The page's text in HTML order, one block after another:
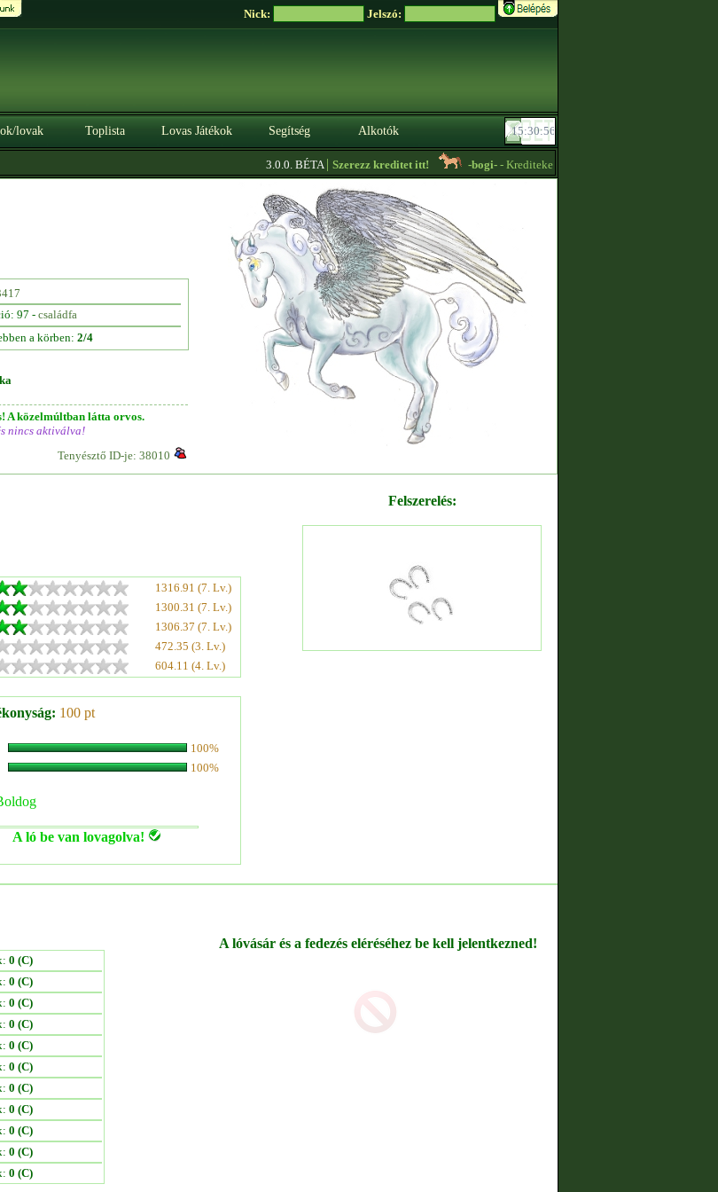
Nick: Jelszó:
lovak Toplista Lovas Játékok Segítség Alkotók
3.0.0. BÉTA|Szerezz kreditet itt! -bogi-- Krediteket keresek! -
97 - családfa
a körben: 2/4
A közelmúltban látta orvos.
nincs aktiválva!
Tenyésztő ID-je: 38010
1316.91 (7. Lv.)
1300.31 (7. Lv.)
1306.37 (7. Lv.)
472.35 (3. Lv.)
604.11 (4. Lv.)
100 pt
100%
100%
A ló be van lovagolva!
Felszerelés:
0 (C)
0 (C)
0 (C)
0 (C)
0 (C)
0 (C)
0 (C)
0 (C)
0 (C)
0 (C)
0 (C)
A lóvásár és a fedezés eléréséhez be kell jelentkezned!